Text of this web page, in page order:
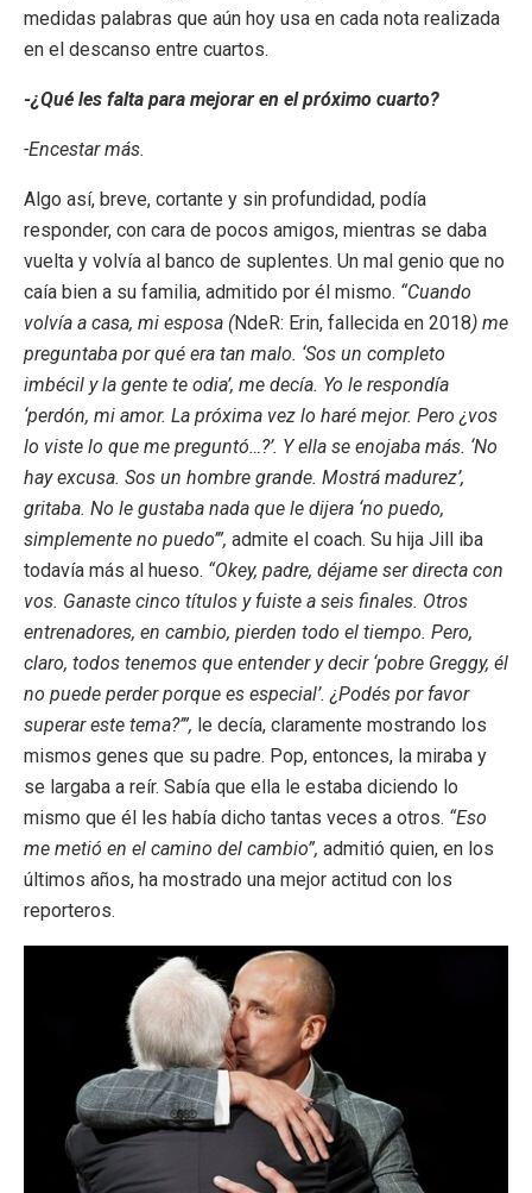
medidas palabras que aún hoy usa en cada nota realizada
en el descanso entre cuartos.
-¿Qué les falta para mejorar en el próximo cuarto?
-Encestar más.
Algo así, breve, cortante y sin profundidad, podía
responder, con cara de pocos amigos, mientras se daba
vuelta y volvía al banco de suplentes. Un mal genio que no
caía bien a su familia, admitido por él mismo. “Cuando
volvía a casa, mi esposa (NdeR: Erin, fallecida en 2018) me
preguntaba por qué era tan malo. ‘Sos un completo
imbécil y la gente te odia’, me decía. Yo le respondía
‘perdón, mi amor. La próxima vez lo haré mejor. Pero ¿vos
lo viste lo que me preguntó…?’. Y ella se enojaba más. ‘No
hay excusa. Sos un hombre grande. Mostrá madurez’,
gritaba. No le gustaba nada que le dijera ‘no puedo,
simplemente no puedo’”, admite el coach. Su hija Jill iba
todavía más al hueso. “Okey, padre, déjame ser directa con
vos. Ganaste cinco títulos y fuiste a seis finales. Otros
entrenadores, en cambio, pierden todo el tiempo. Pero,
claro, todos tenemos que entender y decir ‘pobre Greggy, él
no puede perder porque es especial’. ¿Podés por favor
superar este tema?’”, le decía, claramente mostrando los
mismos genes que su padre. Pop, entonces, la miraba y
se largaba a reír. Sabía que ella le estaba diciendo lo
mismo que él les había dicho tantas veces a otros. “Eso
me metió en el camino del cambio”, admitió quien, en los
últimos años, ha mostrado una mejor actitud con los
reporteros.